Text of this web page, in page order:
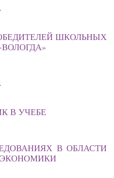
ШКОЛЬНЫХ
В УЧЕБЕ
В ОБЛАСТИ